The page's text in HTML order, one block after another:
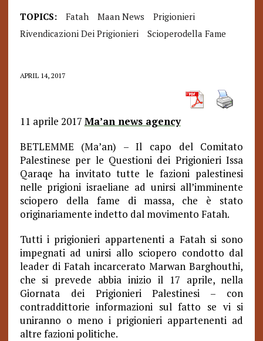
TOPICS: Fatah Maan News
Prigionieri
Rivendicazioni Dei Prigionieri
Scioperodella Fame
APRIL 14, 2017
11 aprile 2017 Ma’an news agency
BETLEMME (Ma’an) – Il capo del Comitato
Palestinese per le Questioni dei Prigionieri Issa
Qaraqe ha invitato tutte le fazioni palestinesi
nelle prigioni israeliane ad unirsi all’imminente
sciopero della fame di massa, che è stato
originariamente indetto dal movimento Fatah.
Tutti i prigionieri appartenenti a Fatah si sono
impegnati ad unirsi allo sciopero condotto dal
leader di Fatah incarcerato Marwan Barghouthi,
che si prevede abbia inizio il 17 aprile, nella
Giornata dei Prigionieri Palestinesi – con
contraddittorie informazioni sul fatto se vi si
uniranno o meno i prigionieri appartenenti ad
altre fazioni politiche.